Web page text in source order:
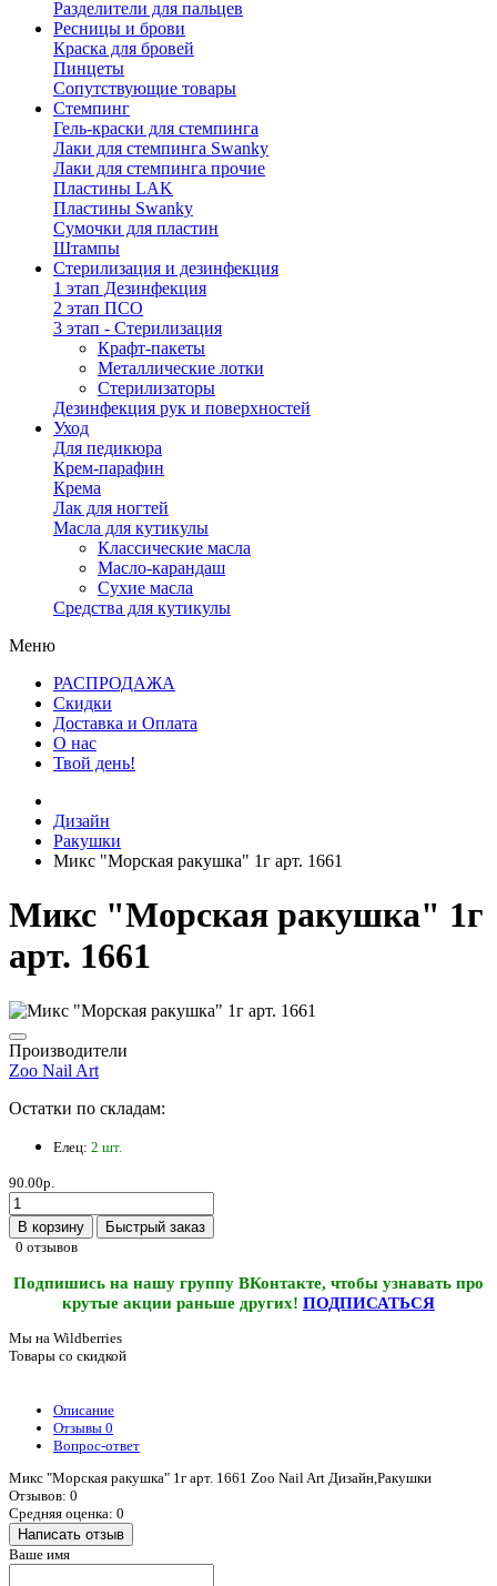
Разделители для пальцев
Ресницы и брови
Краска для бровей
Пинцеты
Сопутствующие товары
Стемпинг
Гель-краски для стемпинга
Лаки для стемпинга Swanky
Лаки для стемпинга прочие
Пластины LAK
Пластины Swanky
Сумочки для пластин
Штампы
Стерилизация и дезинфекция
1 этап Дезинфекция
2 этап ПСО
3 этап - Стерилизация
Крафт-пакеты
Металлические лотки
Стерилизаторы
Дезинфекция рук и поверхностей
Уход
Для педикюра
Крем-парафин
Крема
Лак для ногтей
Масла для кутикулы
Классические масла
Масло-карандаш
Сухие масла
Средства для кутикулы
Меню
РАСПРОДАЖА
Скидки
Доставка и Оплата
О нас
Твой день!
Дизайн
Ракушки
Микс "Морская ракушка" 1г арт. 1661
Микс "Морская ракушка" 1г
арт. 1661
Производители
Zoo Nail Art
Остатки по складам:
Елец: 2 шт.
90.00р.
В корзину
Быстрый заказ
0 отзывов
Подпишись на нашу группу ВКонтакте, чтобы узнавать про
крутые акции раньше других! ПОДПИСАТЬСЯ
Мы на Wildberries
Товары со скидкой
Описание
Отзывы 0
Вопрос-ответ
Микс "Морская ракушка" 1г арт. 1661 Zoo Nail Art Дизайн,Ракушки
Отзывов: 0
Средняя оценка: 0
Написать отзыв
Ваше имя